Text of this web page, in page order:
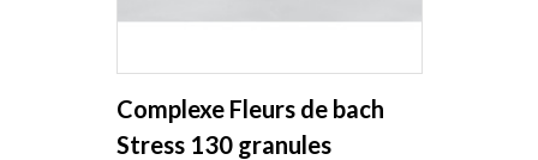
Complexe Fleurs de bach
Stress 130 granules